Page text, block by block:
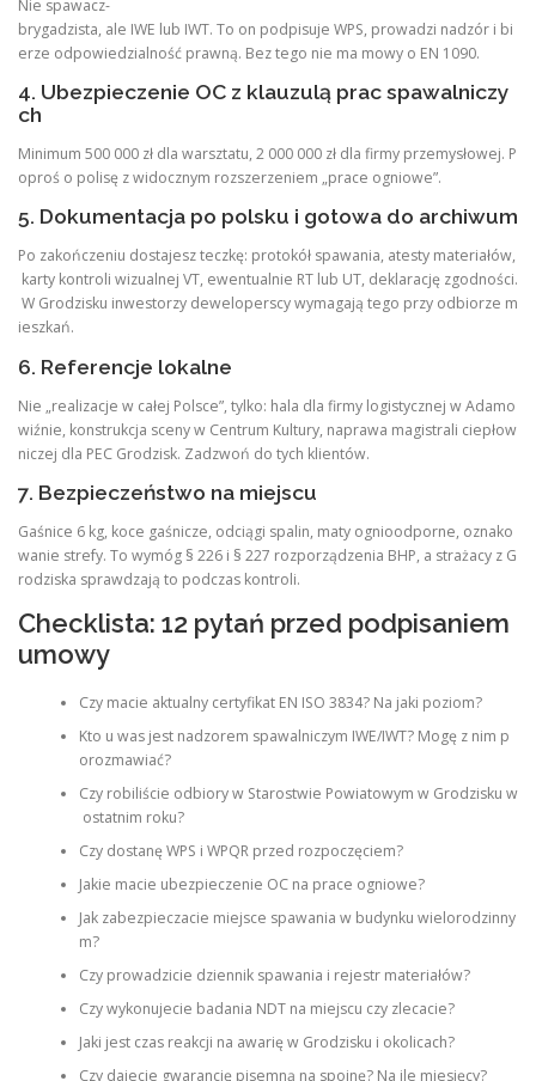
Nie spawacz-
brygadzista, ale IWE lub IWT. To on podpisuje WPS, prowadzi nadzór i bi
erze odpowiedzialność prawną. Bez tego nie ma mowy o EN 1090.
4. Ubezpieczenie OC z klauzulą prac spawalniczy
ch
Minimum 500 000 zł dla warsztatu, 2 000 000 zł dla firmy przemysłowej. P
oproś o polisę z widocznym rozszerzeniem „prace ogniowe”.
5. Dokumentacja po polsku i gotowa do archiwum
Po zakończeniu dostajesz teczkę: protokół spawania, atesty materiałów,
karty kontroli wizualnej VT, ewentualnie RT lub UT, deklarację zgodności.
W Grodzisku inwestorzy deweloperscy wymagają tego przy odbiorze m
ieszkań.
6. Referencje lokalne
Nie „realizacje w całej Polsce”, tylko: hala dla firmy logistycznej w Adamo
wiźnie, konstrukcja sceny w Centrum Kultury, naprawa magistrali ciepłow
niczej dla PEC Grodzisk. Zadzwoń do tych klientów.
7. Bezpieczeństwo na miejscu
Gaśnice 6 kg, koce gaśnicze, odciągi spalin, maty ognioodporne, oznako
wanie strefy. To wymóg § 226 i § 227 rozporządzenia BHP, a strażacy z G
rodziska sprawdzają to podczas kontroli.
Checklista: 12 pytań przed podpisaniem
umowy
Czy macie aktualny certyfikat EN ISO 3834? Na jaki poziom?
Kto u was jest nadzorem spawalniczym IWE/IWT? Mogę z nim p
orozmawiać?
Czy robiliście odbiory w Starostwie Powiatowym w Grodzisku w
ostatnim roku?
Czy dostanę WPS i WPQR przed rozpoczęciem?
Jakie macie ubezpieczenie OC na prace ogniowe?
Jak zabezpieczacie miejsce spawania w budynku wielorodzinny
m?
Czy prowadzicie dziennik spawania i rejestr materiałów?
Czy wykonujecie badania NDT na miejscu czy zlecacie?
Jaki jest czas reakcji na awarię w Grodzisku i okolicach?
Czy dajecie gwarancję pisemną na spoinę? Na ile miesięcy?